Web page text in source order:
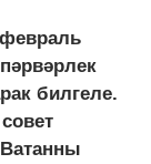
билгеле.